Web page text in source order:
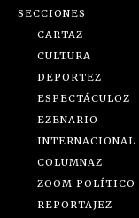
SECCIONES
CARTAZ
CULTURA
DEPORTEZ
ESPECTÁCULOZ
EZENARIO
INTERNACIONAL
COLUMNAZ
ZOOM POLÍTICO
REPORTAJEZ